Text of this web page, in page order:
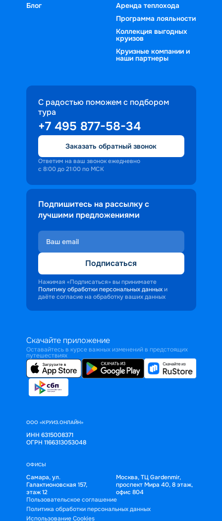
Блог
Аренда теплохода
Программа лояльности
Коллекция выгодных
круизов
Круизные компании и
наши партнеры
С радостью поможем с подбором
тура
+7 495 877-58-34
Заказать обратный звонок
Ответим на ваш звонок ежедневно
с 8:00 до 21:00 по МСК
Подпишитесь на рассылку с
лучшими предложениями
Подписаться
Нажимая «Подписаться» вы принимаете
Политику обработки персональных данных и
даёте согласие на обработку ваших данных
Скачайте приложение
Оставайтесь в курсе важных изменений в предстоящих
путешествиях
ООО «КРУИЗ.ОНЛАЙН»
ИНН 6315008371
ОГРН 1166313053048
ОФИСЫ
Самара, ул.
Галактионовская 157,
этаж 12
Москва, ТЦ Gardenmir,
проспект Мира 40, 8 этаж,
офис 804
Пользовательское соглашение
Политика обработки персональных данных
Использование Cookies